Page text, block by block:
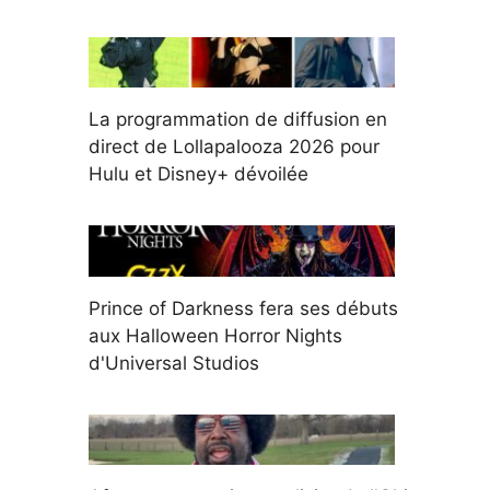
La programmation de diffusion en
direct de Lollapalooza 2026 pour
Hulu et Disney+ dévoilée
Prince of Darkness fera ses débuts
aux Halloween Horror Nights
d'Universal Studios